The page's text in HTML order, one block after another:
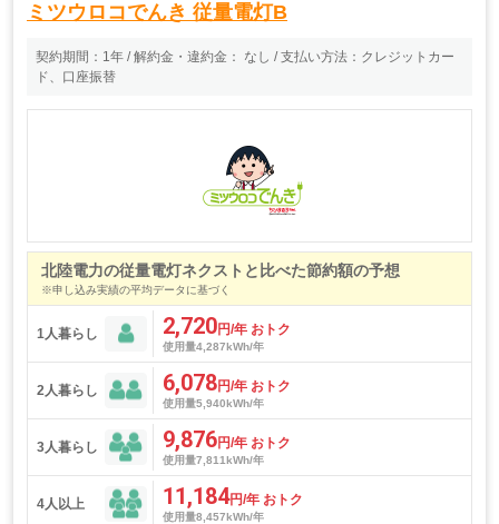
ミツウロコでんき 従量電灯B
契約期間：1年 / 解約金・違約金： なし / 支払い方法：クレジットカー
ド、口座振替
北陸電力の従量電灯ネクストと比べた節約額の予想
※申し込み実績の平均データに基づく
1人暮らし 2,720円/年 おトク
使用量4,287kWh/年
2人暮らし 6,078円/年 おトク
使用量5,940kWh/年
3人暮らし 9,876円/年 おトク
使用量7,811kWh/年
4人以上 11,184円/年 おトク
使用量8,457kWh/年